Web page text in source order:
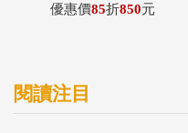
優惠價85折850元
閱讀注目